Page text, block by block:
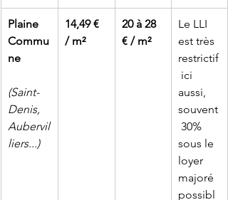
Plaine
Commu
ne
(Saint-
Denis,
Aubervil
liers...)
14,49 €
/ m²
20 à 28
€ / m²
Le LLI
est très
restrictif
ici
aussi,
souvent
30%
sous le
loyer
majoré
possibl